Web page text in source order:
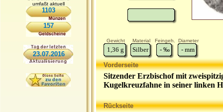
umfaßt aktuell
1103
157
23.07.2016
Gewicht Material Feingeh. Diameter
1,36 g Silber - ‰ - mm
Vorderseite
Sitzender Erzbischof mit
Kugelkreuzfahne in seiner linken
Rückseite